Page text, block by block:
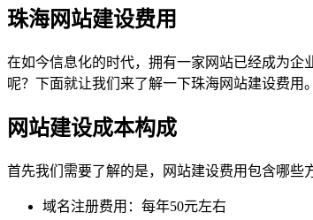
珠海网站建设费用
在如今信息化的时代，拥有一家网站已经成为
呢？下面就让我们来了解一下珠海网站建设费用。
网站建设成本构成
首先我们需要了解的是，网站建设费用包含哪些
域名注册费用：每年50元左右